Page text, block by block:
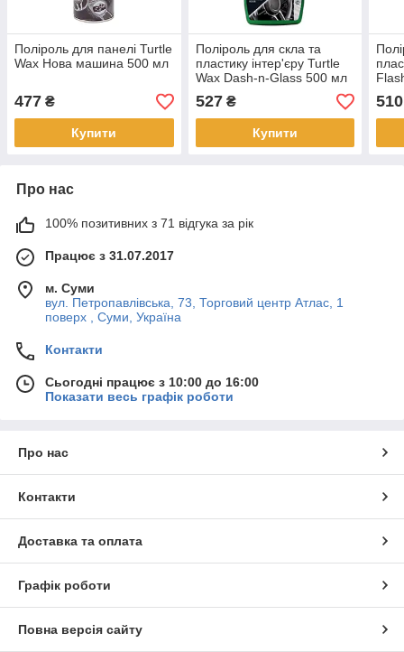
Поліроль для панелі Turtle
Wax Нова машина 500 мл
477 ₴
Купити
Поліроль для скла та
пластику інтер'єру Turtle
Wax Dash-n-Glass 500 мл
527₴
Купити
510
Про нас
100% позитивних з 71 відгука за рік
Працює з 31.07.2017
м. Суми
вул. Петропавлівська, 73, Торговий центр Атлас, 1
поверх , Суми, Україна
Контакти
Сьогодні працює з 10:00 до 16:00
Показати весь графік роботи
Про нас
Контакти
Доставка та оплата
Графік роботи
Повна версія сайту